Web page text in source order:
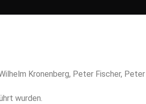
Kronenberg, Peter Fischer, Peter
wurden.